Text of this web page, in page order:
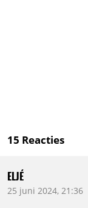
15 Reacties
ELJÉ
25 juni 2024, 21:36